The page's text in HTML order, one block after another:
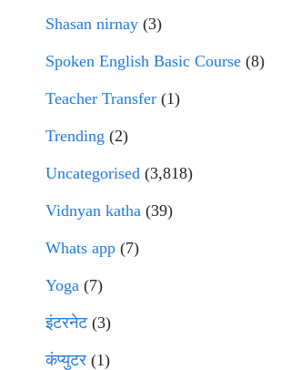
Shasan nirnay (3)
Spoken English Basic Course (8)
Teacher Transfer (1)
Trending (2)
Uncategorised (3,818)
Vidnyan katha (39)
Whats app (7)
Yoga (7)
इंटरनेट(3)
कंप्युटर (1)